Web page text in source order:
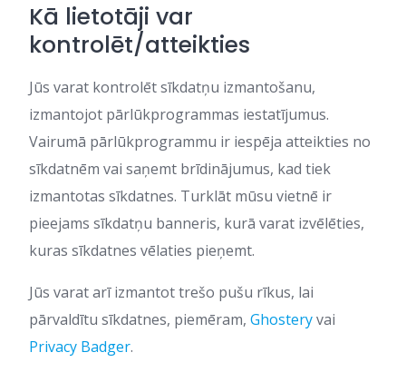
Kā lietotāji var
kontrolēt/atteikties
Jūs varat kontrolēt sīkdatņu izmantošanu,
izmantojot pārlūkprogrammas iestatījumus.
Vairumā pārlūkprogrammu ir iespēja atteikties no
sīkdatnēm vai saņemt brīdinājumus, kad tiek
izmantotas sīkdatnes. Turklāt mūsu vietnē ir
pieejams sīkdatņu banneris, kurā varat izvēlēties,
kuras sīkdatnes vēlaties pieņemt.
Jūs varat arī izmantot trešo pušu rīkus, lai
pārvaldītu sīkdatnes, piemēram, Ghosteryvai
Privacy Badger.